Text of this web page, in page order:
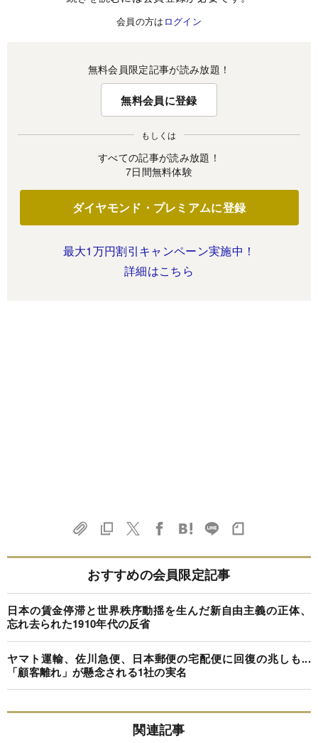
会員の方は ログイン
無料会員限定記事が読み放題！
無料会員に登録
もしくは
すべての記事が読み放題！
7日間無料体験
ダイヤモンド・プレミアムに登録
最大1万円割引キャンペーン実施中！
詳細はこちら
おすすめの会員限定記事
日本の賃金停滞と世界秩序動揺を生んだ新自由主義の正体、
忘れ去られた1910年代の反省
ヤマト運輸、佐川急便、日本郵便の宅配便に回復の兆しも...
「顧客離れ」が懸念される1社の実名
関連記事